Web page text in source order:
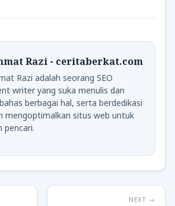
Razi - ceritaberkat.com
Razi adalah seorang SEO
writer yang suka menulis dan
berbagai hal, serta berdedikasi
mengoptimalkan situs web untuk
pencari.
NEXT →